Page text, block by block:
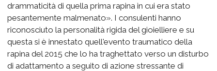
drammaticità di quella prima rapina in cui era stato
pesantemente malmenato». I consulenti hanno
riconosciuto la personalità rigida del gioielliere e su
questa si è innestato quell'evento traumatico della
rapina del 2015 che lo ha traghettato verso un disturbo
di adattamento a seguito di azione stressante di